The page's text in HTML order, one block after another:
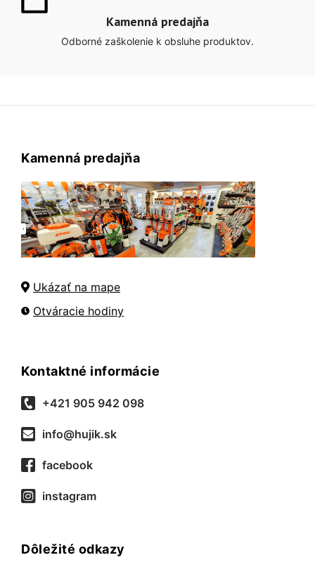
Kamenná predajňa
Odborné zaškolenie k obsluhe produktov.
Kamenná predajňa
Ukázať na mape
Otváracie hodiny
Kontaktné informácie
+421 905 942 098
info@hujik.sk
facebook
instagram
Dôležité odkazy